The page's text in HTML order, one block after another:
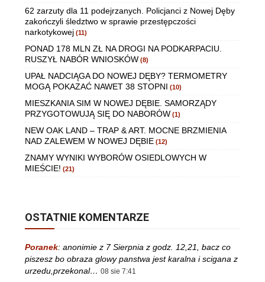
62 zarzuty dla 11 podejrzanych. Policjanci z Nowej Dęby
zakończyli śledztwo w sprawie przestępczości
narkotykowej (11)
PONAD 178 MLN ZŁ NA DROGI NA PODKARPACIU.
RUSZYŁ NABÓR WNIOSKÓW (8)
UPAŁ NADCIĄGA DO NOWEJ DĘBY? TERMOMETRY
MOGĄ POKAZAĆ NAWET 38 STOPNI (10)
MIESZKANIA SIM W NOWEJ DĘBIE. SAMORZĄDY
PRZYGOTOWUJĄ SIĘ DO NABORÓW (1)
NEW OAK LAND – TRAP & ART. MOCNE BRZMIENIA
NAD ZALEWEM W NOWEJ DĘBIE (12)
ZNAMY WYNIKI WYBORÓW OSIEDLOWYCH W
MIEŚCIE! (21)
OSTATNIE KOMENTARZE
Poranek: anonimie z 7 Sierpnia z godz. 12,21, bacz co
piszesz bo obraza glowy panstwa jest karalna i scigana z
urzedu,przekonal… 08 sie 7:41